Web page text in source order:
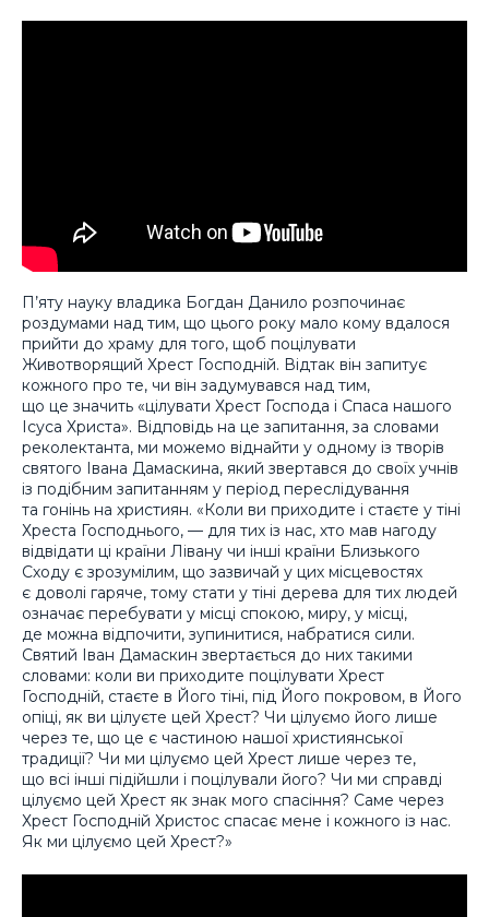
П’яту науку владика Богдан Данило розпочинає
роздумами над тим, що цього року мало кому вдалося
прийти до храму для того, щоб поцілувати
Животворящий Хрест Господній. Відтак він запитує
кожного про те, чи він задумувався над тим,
що це значить «цілувати Хрест Господа і Спаса нашого
Ісуса Христа». Відповідь на це запитання, за словами
реколектанта, ми можемо віднайти у одному із творів
святого Івана Дамаскина, який звертався до своїх учнів
із подібним запитанням у період переслідування
та гонінь на християн. «Коли ви приходите і стаєте у тіні
Хреста Господнього, — для тих із нас, хто мав нагоду
відвідати ці країни Лівану чи інші країни Близького
Сходу є зрозумілим, що зазвичай у цих місцевостях
є доволі гаряче, тому стати у тіні дерева для тих людей
означає перебувати у місці спокою, миру, у місці,
де можна відпочити, зупинитися, набратися сили.
Святий Іван Дамаскин звертається до них такими
словами: коли ви приходите поцілувати Хрест
Господній, стаєте в Його тіні, під Його покровом, в Його
опіці, як ви цілуєте цей Хрест? Чи цілуємо його лише
через те, що це є частиною нашої християнської
традиції? Чи ми цілуємо цей Хрест лише через те,
що всі інші підійшли і поцілували його? Чи ми справді
цілуємо цей Хрест як знак мого спасіння? Саме через
Хрест Господній Христос спасає мене і кожного із нас.
Як ми цілуємо цей Хрест?»